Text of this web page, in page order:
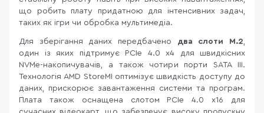
що робить плату придатною для інтенсивних задач,
таких як ігри чи обробка мультимедіа.
Для зберігання даних передбачено два слоти M.2,
один із яких підтримує PCIe 4.0 x4 для швидкісних
NVMe-накопичувачів, а також чотири порти SATA III.
Технологія AMD StoreMI оптимізує швидкість доступу до
даних, прискорює завантаження системи та програм.
Плата також оснащена слотом PCIe 4.0 x16 для